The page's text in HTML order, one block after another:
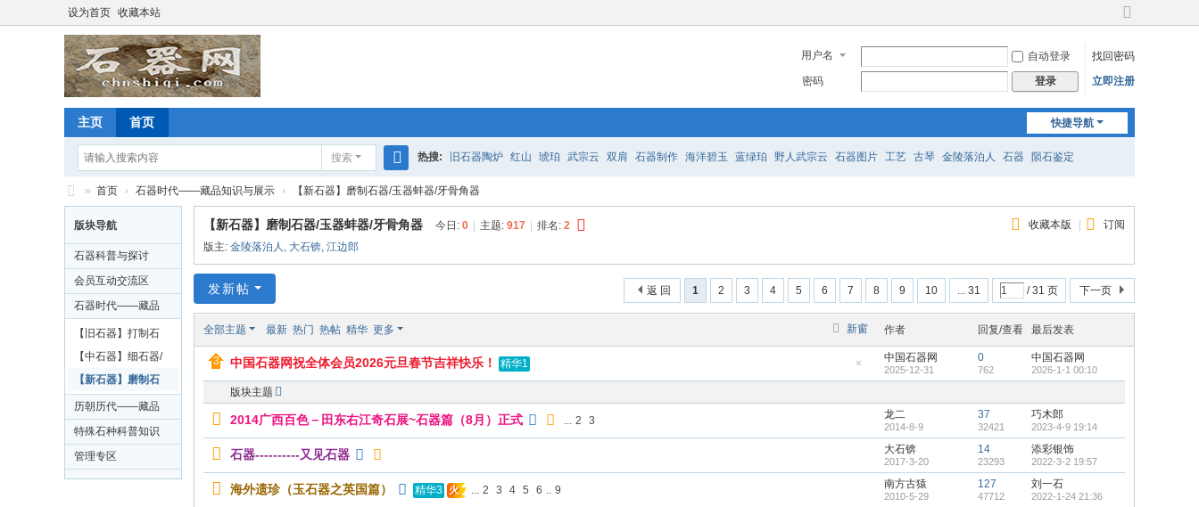
设为首页 收藏本站
切
到
宽
用户名 自动登录
找回密码
密码
登录 立即注册
快捷导航
主页 首页
搜索
搜
索
热搜: 旧石器陶炉 红山 琥珀 武宗云 双肩 石器制作 海洋碧玉 蓝绿珀 野人武宗云 石器图片 工艺 古琴 金陵落泊人 石器 陨石鉴定
旧石器时代 不动山人
石
器
网
» 首页 › 石器时代——藏品知识与展示 › 【新石器】磨制石器/玉器蚌器/牙骨角器
版块导航
石器科普与探讨
会员互动交流区
石器时代——藏品
知识与展示
【旧石器】打制石
器/伴生物
【中石器】细石器/
箭镞
【新石器】磨制石
器/玉器蚌器/牙骨角
器
历朝历代——藏品
知识与展示
特殊石种科普知识
与藏品展示
管理专区
收藏本版 订阅
【新石器】磨制石器/玉器蚌器/牙骨角器 今日: 0 主题: 917 排名: 2
版主: 金陵落泊人 , 大石锛, 江边郎
1 2 3 4 5 6 7 8 9 10 ... 31 / 31 页 下一页
返 回
发新帖
新窗
全部主题 最新 热门 热帖 精华 更多 作者 回复/查看 最后发表
藏
顶
中国石器网祝全体会员2026元旦春节吉祥快乐！ 精华1
中国石器网
2025-12-31
0
762
中国石器网
2026-1-1 00:10
版块主题
2014广西百色－田东右江奇石展~石器篇（8月）正式 ... 2 3 龙二
2014-8-9
37
32421
巧木郎
2023-4-9 19:14
石器----------又见石器 大石锛
2017-3-20
14
23293
添彩银饰
2022-3-2 19:57
海外遗珍（玉石器之英国篇） 精华3 火 ... 2 3 4 5 6 .. 9 南方古猿
2010-5-29
127
47712
刘一石
2022-1-24 21:36